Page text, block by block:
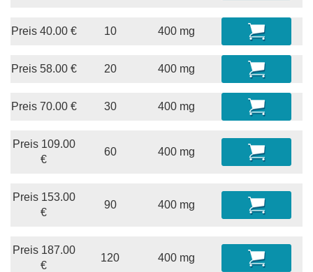
Preis 40.00€ 10 400 mg
Preis 58.00€ 20 400 mg
Preis 70.00€ 30 400 mg
Preis 109.00
€
60 400 mg
Preis 153.00
€
90 400 mg
Preis 187.00
€
120 400 mg